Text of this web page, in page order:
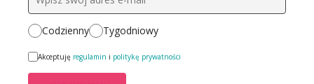
Codzienny Tygodniowy
Akceptuję regulamin i politykę prywatności